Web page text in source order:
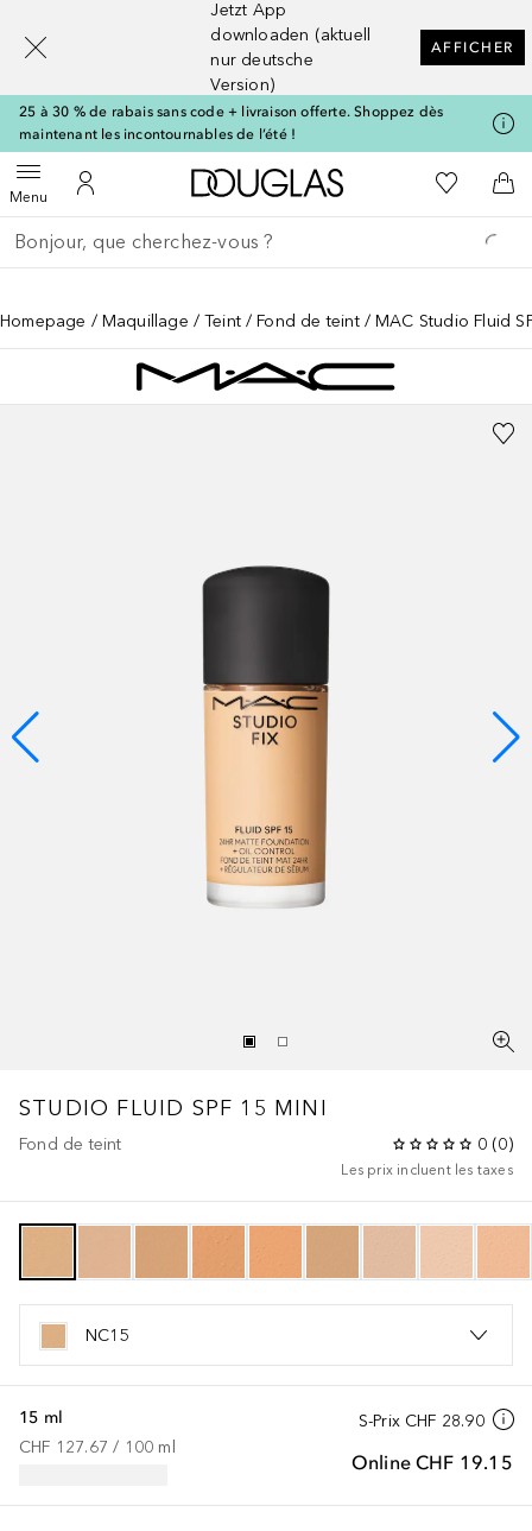
Jetzt App
downloaden (aktuell
nur deutsche
Version)
AFFICHER
25 à 30 % de rabais sans code + livraison offerte. Shoppez dès
maintenant les incontournables de l’été !
MenuOuvrir le menuVers Mon Compte
Vers l'accueil Douglas
Vers Ma
Retourner
Exécuter la recherche
Homepage Maquillage Teint Fond de teint MAC Studio Fluid
STUDIO FLUID SPF 15 MINI
Fond de teint 0 (0)
Les prix incluent les taxes
NC15
S-Prix CHF 28.90
Online CHF 19.15
15 ml
CHF 127.67 / 100 ml
[navigation.slideout.screenreader]